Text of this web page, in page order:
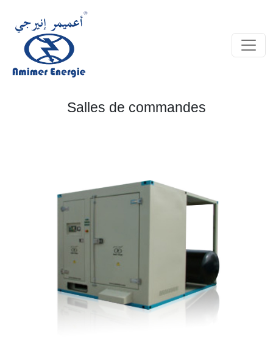
Salles de commandes